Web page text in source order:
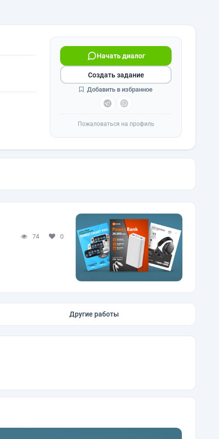
Начать диалог
Создать задание
Добавить в избранное
Пожаловаться на профиль
74 0
Другие работы